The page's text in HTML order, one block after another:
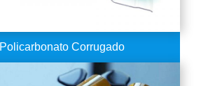
Policarbonato Corrugado